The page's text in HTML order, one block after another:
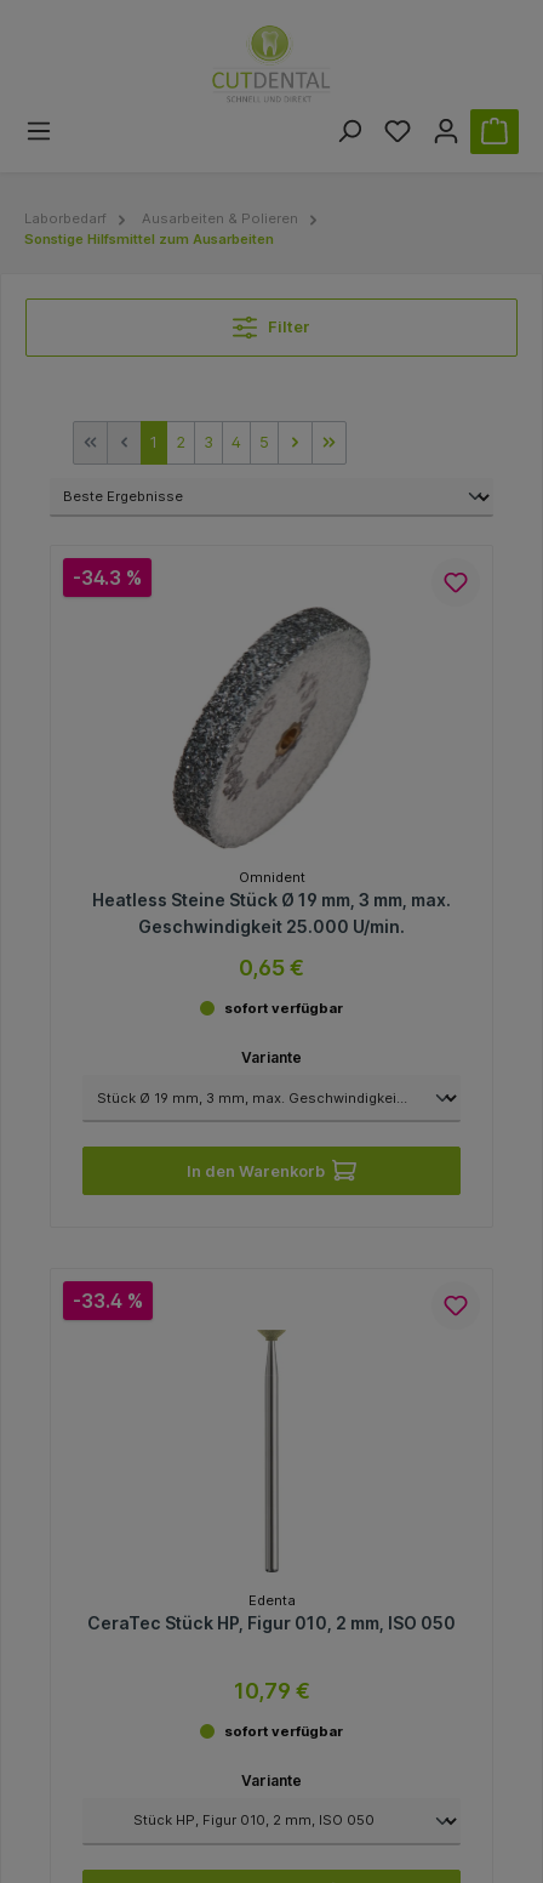
Laborbedarf
Ausarbeiten & Polieren
Sonstige Hilfsmittel zum Ausarbeiten
Filter
1 2 3 4 5
-34.3 %
Omnident
Heatless Steine Stück Ø 19 mm, 3 mm, max.
Geschwindigkeit 25.000 U/min.
0,65 €
sofort verfügbar
Variante
In den Warenkorb
-33.4 %
Edenta
CeraTec Stück HP, Figur 010, 2 mm, ISO 050
10,79 €
sofort verfügbar
Variante